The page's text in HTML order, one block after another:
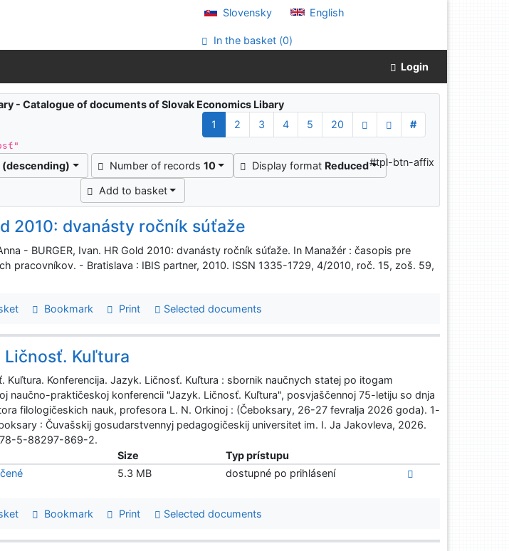
Slovensky English
In the basket (0)
Login
- Catalogue of documents of Slovak Economics Libary
1 2 3 4 5 20
#
(descending) Number of records 10 Display format Reduced
Add to basket
#tpl-btn-affix
2010: dvanásty ročník súťaže
- BURGER, Ivan. HR Gold 2010: dvanásty ročník súťaže. In Manažér : časopis pre
pracovníkov. - Bratislava : IBIS partner, 2010. ISSN 1335-1729, 4/2010, roč. 15, zoš. 59,
Bookmark Print Selected documents
Ličnosť. Kuľtura
Kuľtura. Konferencija. Jazyk. Ličnosť. Kuľtura : sbornik naučnych statej po itogam
naučno-praktičeskoj konferencii "Jazyk. Ličnosť. Kuľtura", posvjaščennoj 75-letiju so dnja
filologičeskich nauk, profesora L. N. Orkinoj : (Čeboksary, 26-27 fevralja 2026 goda). 1-
: Čuvašskij gosudarstvennyj pedagogičeskij universitet im. I. Ja Jakovleva, 2026.
5-88297-869-2.
Size
Typ prístupu
5.3 MB dostupné po prihlásení
Bookmark Print Selected documents